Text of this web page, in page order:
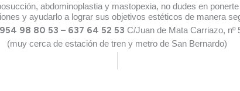
abdominoplastia y mastopexia, no dudes en
y ayudarlo a lograr sus objetivos estéticos de manera
954 98 80 53 – 637 64 52 53 C/Juan de Mata Carriazo, nº
(muy cerca de estación de tren y metro de San Bernardo)